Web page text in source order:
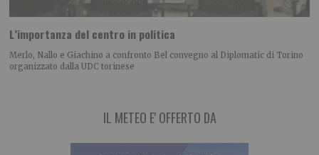
L’importanza del centro in politica
Merlo, Nallo e Giachino a confronto Bel convegno al Diplomatic di Torino
organizzato dalla UDC torinese
IL METEO E' OFFERTO DA